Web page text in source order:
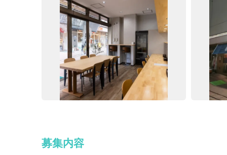
募集内容